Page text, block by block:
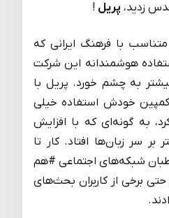
زدید، پریل !
با فرهنگ ایرانی که
هوشمندانه این شرکت
به چشم خورد. پریل با
خودش استفاده خیلی
به گونه‌ای که با افزایش
بر سر زبان‌ها افتاد. کار تا
شبکه‌های اجتماعی #هم
برخی از کاربران بحث‌های